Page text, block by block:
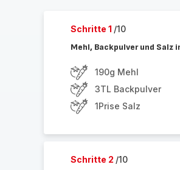
Schritte 1 /10
Mehl, Backpulver und Salz
190g Mehl
3TL Backpulver
1Prise Salz
Schritte 2 /10